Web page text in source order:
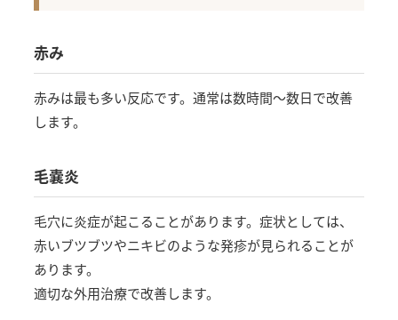
赤み
赤みは最も多い反応です。通常は数時間〜数日で改善
します。
毛嚢炎
毛穴に炎症が起こることがあります。症状としては、
赤いブツブツやニキビのような発疹が見られることが
あります。
適切な外用治療で改善します。